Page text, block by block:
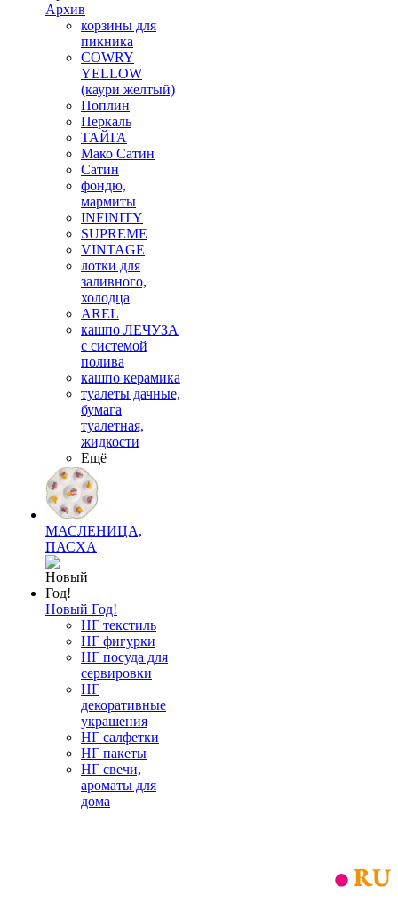
Архив
корзины для
пикника
COWRY
YELLOW
(каури желтый)
Поплин
Перкаль
ТАЙГА
Мако Сатин
Сатин
фондю,
мармиты
INFINITY
SUPREME
VINTAGE
лотки для
заливного,
холодца
AREL
кашпо ЛЕЧУЗА
с системой
полива
кашпо керамика
туалеты дачные,
бумага
туалетная,
жидкости
Ещё
МАСЛЕНИЦА,
ПАСХА
Новый Год!
НГ текстиль
НГ фигурки
НГ посуда для
сервировки
НГ
декоративные
украшения
НГ салфетки
НГ пакеты
НГ свечи,
ароматы для
дома